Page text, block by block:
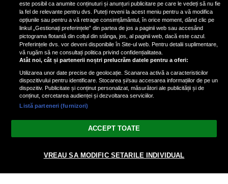
Oana Moșneagu, mărturisiri
despre începutul relației cu Vlad
Gherman: „Eu am fost îngrozită de
aceasta posibilă relație”
este posibil ca anumite conținuturi și anunțuri publicitare pe care le vedeți să nu fie
la fel de relevante pentru dvs. Puteți reveni la acest meniu pentru a vă modifica
opțiunile sau pentru a vă retrage consimțământul, în orice moment, dând clic pe
linkul „Gestionați preferințele” din partea de jos a paginii web sau accesând
pictograma flotantă din colțul din stânga, jos, al paginii web, dacă este cazul.
Preferințele dvs. vor deveni disponibile în Site-ul web. Pentru detalii suplimentare,
vă rugăm să ne consultați politica privind confidențialitatea.
Atât noi, cât și partenerii noștri prelucrăm datele pentru a oferi:
Utilizarea unor date precise de geolocație. Scanarea activă a caracteristicilor
dispozitivului pentru identificare. Stocarea și/sau accesarea informațiilor de pe un
dispozitiv. Publicitate și conținut personalizat, măsurători ale publicității și de
conținut, cercetarea audienței și dezvoltarea serviciilor.
Listă parteneri (furnizori)
ACCEPT TOATE
VREAU SA MODIFIC SETARILE INDIVIDUAL